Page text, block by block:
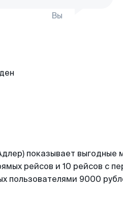
Вы
показывает выгодные
рейсов и 10 рейсов с
пользователями 9000